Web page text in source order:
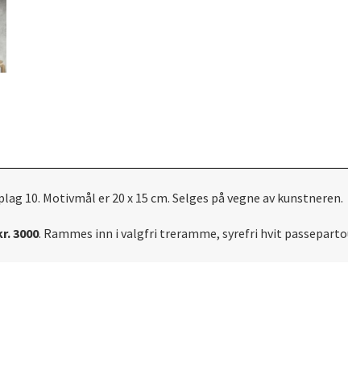
10. Motivmål er 20 x 15 cm. Selges på vegne av kunstneren.
3000. Rammes inn i valgfri treramme, syrefri hvit